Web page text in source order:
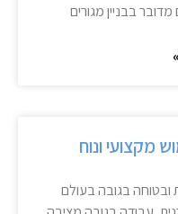
בבניין מגורים
מקצועי ונוח
ובטוחה בגובה בעולם